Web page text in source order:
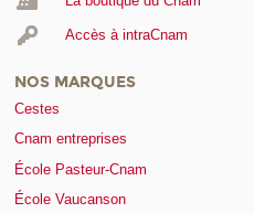
Accès à intraCnam
NOS MARQUES
Cestes
Cnam entreprises
École Pasteur-Cnam
École Vaucanson